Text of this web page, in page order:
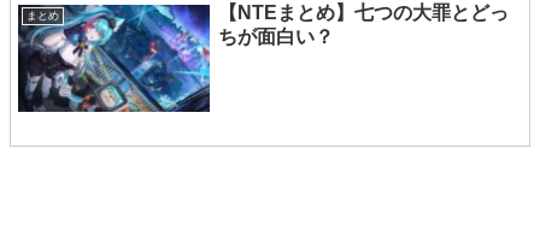
まとめ
【NTEまとめ】七つの大罪とどっ
ちが面白い？